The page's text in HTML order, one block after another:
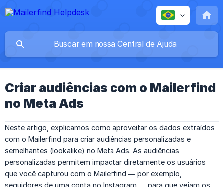
Criar audiências com o Mailerfind
no Meta Ads
Neste artigo, explicamos como aproveitar os dados extraídos
com o Mailerfind para criar audiências personalizadas e
semelhantes (lookalike) no Meta Ads. As audiências
personalizadas permitem impactar diretamente os usuários
que você capturou com o Mailerfind — por exemplo,
seguidores de uma conta no Instagram — para que vejam os